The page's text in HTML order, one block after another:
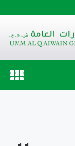
Toggle
navigation